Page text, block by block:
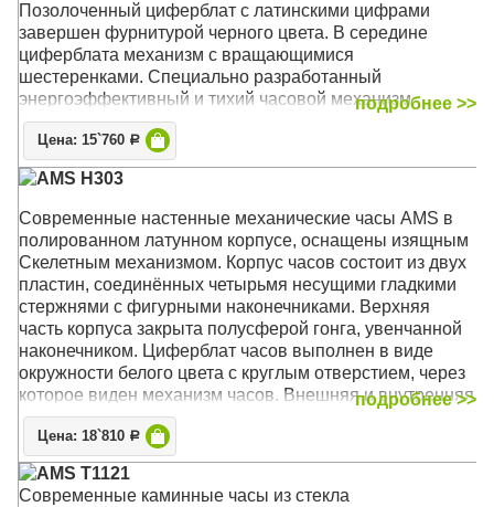
Позолоченный циферблат с латинскими цифрами
завершен фурнитурой черного цвета. В середине
циферблата механизм с вращающимися
шестеренками. Специально разработанный
энергоэффективный и тихий часовой механизм
Настольные часы London Clock Co. разработанные
креативными британскими дизайнерами компании LC
Designs. Оригинальный дизайн часов был удостоен
Корпус часов изготовлен из металла. Цвет корпуса:
золото. Позолоченный циферблат с латинскими
цифрами завершен фурнитурой черного цвета. В
середине циферблата механизм с вращающимися
шестеренками. Специально разработанный
энергоэффективный и тихий часовой механизм.
Питание от батареек (приобретаются отдельно). Часы
London Clock Co. поставляются в стильной фирменной
упаковке, с подробной инструкцией по эксплуатации и
гарантийным талоном.
Механизм: Кварцевый
Корпус: Металл, стекло
Размер: 14 х 12 х 6 см
подробнее >>
Цена: 15`760 Р
AMS H303
Современные настенные механические часы AMS в
полированном латунном корпусе, оснащены изящным
Скелетным механизмом. Корпус часов состоит из двух
пластин, соединённых четырьмя несущими гладкими
стержнями с фигурными наконечниками. Верхняя
часть корпуса закрыта полусферой гонга, увенчанной
наконечником. Циферблат часов выполнен в виде
окружности белого цвета с круглым отверстием, через
которое виден механизм часов. Внешняя и внутренняя
границы циферблата окаймлены латунными ободками.
На циферблате находятся римские цифры чёрного
цвета. Фигурные центральные стрелки часов и минут
также выполнены в чёрном цвете
подробнее >>
Цена: 18`810 Р
AMS T1121
Современные каминные часы из стекла